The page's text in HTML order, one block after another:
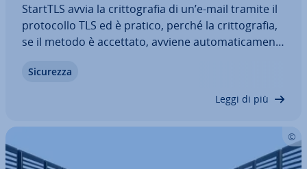
StartTLS avvia la crit­to­gra­fia di un’e-mail tramite il
pro­to­col­lo TLS ed è pratico, perché la crit­to­gra­fia,
se il metodo è accettato, avviene au­to­ma­ti­ca­men­
dedicata, StartTLS può essere fa­cil­men­te integrato
Sicurezza
Leggi di più